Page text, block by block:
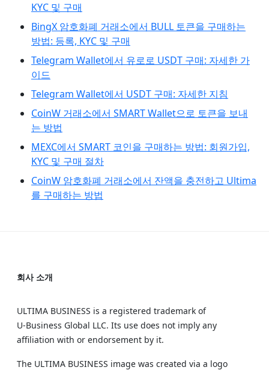
KYC 및 구매
BingX 암호화폐 거래소에서 BULL 토큰을 구매하는
방법: 등록, KYC 및 구매
Telegram Wallet에서 유로로 USDT 구매: 자세한 가
이드
Telegram Wallet에서 USDT 구매: 자세한 지침
CoinW 거래소에서 SMART Wallet으로 토큰을 보내
는 방법
MEXC에서 SMART 코인을 구매하는 방법: 회원가입,
KYC 및 구매 절차
CoinW 암호화폐 거래소에서 잔액을 충전하고 Ultima
를 구매하는 방법
회사 소개
ULTIMA BUSINESS is a registered trademark of
U‑Business Global LLC. Its use does not imply any
affiliation with or endorsement by it.
The ULTIMA BUSINESS image was created via a logo